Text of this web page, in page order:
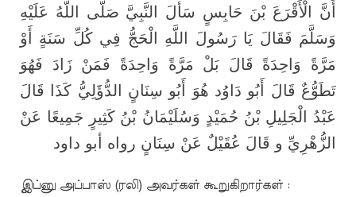
أَنَّ الْأَقْرَعَ بْنَ حَابِسٍ سَأَلَ النَّبِيَّ صَلَّى اللَّهُ عَلَيْهِ
وَسَلَّمَ فَقَالَ يَا رَسُولَ اللَّهِ الْحَجُّ فِي كُلِّ سَنَةٍ أَوْ
مَرَّةً وَاحِدَةً قَالَ بَلْ مَرَّةً وَاحِدَةً فَمَنْ زَادَ فَهُوَ
تَطَوُّعٌ قَالَ أَبُو دَاوُد هُوَ أَبُو سِنَانٍ الدُّؤَلِيُّ كَذَا قَالَ
عَبْدُ الْجَلِيلِ بْنُ حُمَيْدٍ وَسُلَيْمَانُ بْنُ كَثِيرٍ جَمِيعًا عَنْ
الزُّهْرِيِّ و قَالَ عُقَيْلٌ عَنْ سِنَانٍ رواه أبو داود
இப்னு அப்பாஸ் (ரலி) அவர்கள் கூறுகிறார்கள் :